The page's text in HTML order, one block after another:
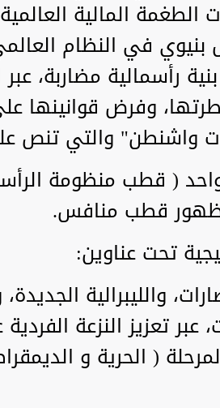
الطغمة المالية
في النظام
رأسمالية مضاربة،
وفرض قوانينها
واشنطن" والتي تنص
( قطب منظومة
ظهور قطب منافس.
تحت عناوين:
والليبرالية
عبر تعزيز النزعة
( الحرية و